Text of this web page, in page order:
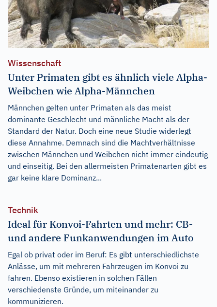
Wissenschaft
Unter Primaten gibt es ähnlich viele Alpha-
Weibchen wie Alpha-Männchen
Männchen gelten unter Primaten als das meist
dominante Geschlecht und männliche Macht als der
Standard der Natur. Doch eine neue Studie widerlegt
diese Annahme. Demnach sind die Machtverhältnisse
zwischen Männchen und Weibchen nicht immer eindeutig
und einseitig. Bei den allermeisten Primatenarten gibt es
gar keine klare Dominanz...
Technik
Ideal für Konvoi-Fahrten und mehr: CB-
und andere Funkanwendungen im Auto
Egal ob privat oder im Beruf: Es gibt unterschiedlichste
Anlässe, um mit mehreren Fahrzeugen im Konvoi zu
fahren. Ebenso existieren in solchen Fällen
verschiedenste Gründe, um miteinander zu
kommunizieren.